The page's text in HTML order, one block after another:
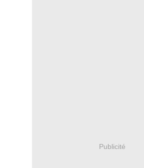
Publicité